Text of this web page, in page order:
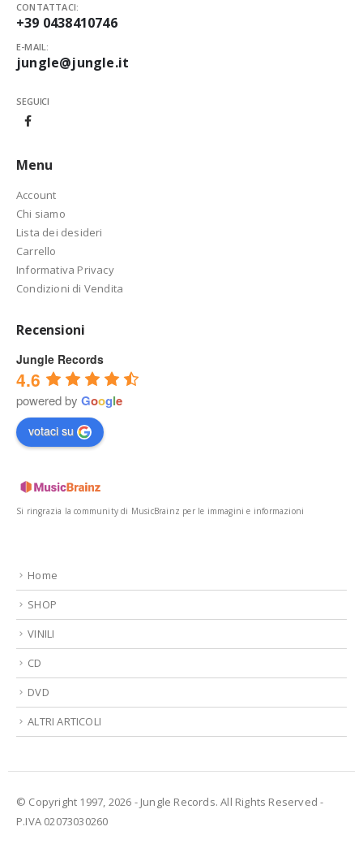
CONTATTACI:
+39 0438410746
E-MAIL:
jungle@jungle.it
SEGUICI
Menu
Account
Chi siamo
Lista dei desideri
Carrello
Informativa Privacy
Condizioni di Vendita
Recensioni
Jungle Records
4.6
powered by Google
votaci su
Si ringrazia la community di MusicBrainz per le immagini e informazioni
Home
SHOP
VINILI
CD
DVD
ALTRI ARTICOLI
© Copyright 1997, 2026 - Jungle Records. All Rights Reserved -
P.IVA 02073030260